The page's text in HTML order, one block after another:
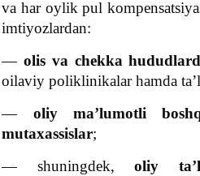
va har oylik pul
imtiyozlardan:
—olis va chekka
oilaviy poliklinikalar hamda
— oliy ma’lumotli
mutaxassislar;
— shuningdek,oliy